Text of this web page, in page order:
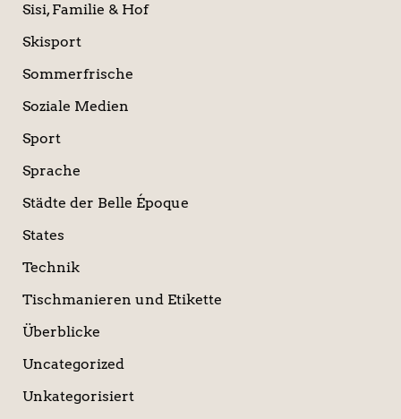
Sisi, Familie & Hof
Skisport
Sommerfrische
Soziale Medien
Sport
Sprache
Städte der Belle Époque
States
Technik
Tischmanieren und Etikette
Überblicke
Uncategorized
Unkategorisiert